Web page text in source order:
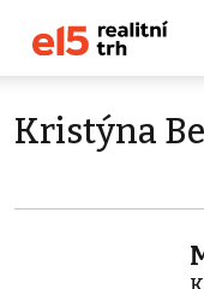
Kristýna